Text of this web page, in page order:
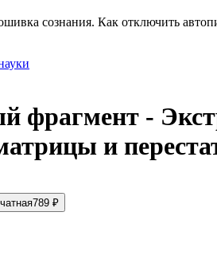
фрагмент -
и
789 ₽